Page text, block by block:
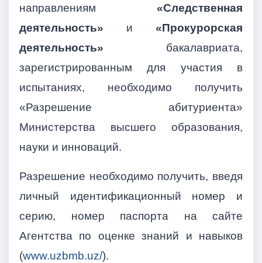
направлениям «Следственная
деятельность» и «Прокурорская
деятельность» бакалавриата,
зарегистрированным для участия в
испытаниях, необходимо получить
«Разрешение абитуриента»
Министерства высшего образования,
науки и инноваций.
Разрешение необходимо получить, введя
личный идентификационный номер и
серию, номер паспорта на сайте
Агентства по оценке знаний и навыков
(www.uzbmb.uz/).